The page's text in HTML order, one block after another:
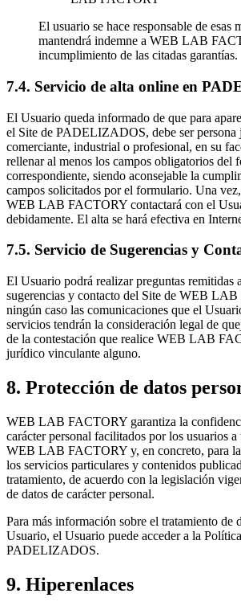
El usuario se hace responsable de esas
mantendrá indemne a WEB LAB
incumplimiento de las citadas garantías.
7.4. Servicio de alta online en
El Usuario queda informado de que para
el Site de PADELIZADOS, debe ser persona
comerciante, industrial o profesional, en su
rellenar al menos los campos obligatorios del
correspondiente, siendo aconsejable la
campos solicitados por el formulario. Una
WEB LAB FACTORY contactará con el
debidamente. El alta se hará efectiva en
7.5. Servicio de Sugerencias y
El Usuario podrá realizar preguntas remitidas
sugerencias y contacto del Site de WEB
ningún caso las comunicaciones que el
servicios tendrán la consideración legal de
de la contestación que realice WEB LAB
jurídico vinculante alguno.
8. Protección de datos
WEB LAB FACTORY garantiza la
carácter personal facilitados por los usuarios a
WEB LAB FACTORY y, en concreto, para
los servicios particulares y contenidos
tratamiento, de acuerdo con la legislación
de datos de carácter personal.
Para más información sobre el tratamiento de
Usuario, el Usuario puede acceder a la
PADELIZADOS.
9. Hiperenlaces